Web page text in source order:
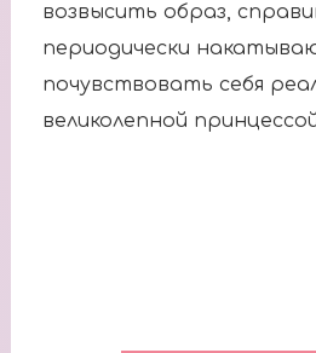
возвысить образ,
периодически
почувствовать себя
великолепной